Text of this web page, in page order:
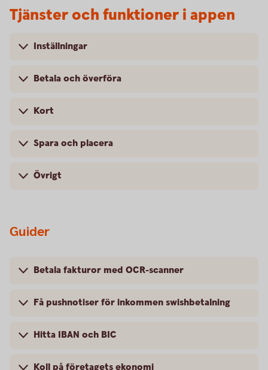
Tjänster och funktioner i appen
Inställningar
Betala och överföra
Kort
Spara och placera
Övrigt
Guider
Betala fakturor med OCR-scanner
Få pushnotiser för inkommen swishbetalning
Hitta IBAN och BIC
Koll på företagets ekonomi